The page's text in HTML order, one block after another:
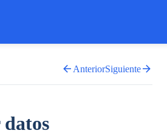
arrow_back AnteriorSiguientearrow_forward